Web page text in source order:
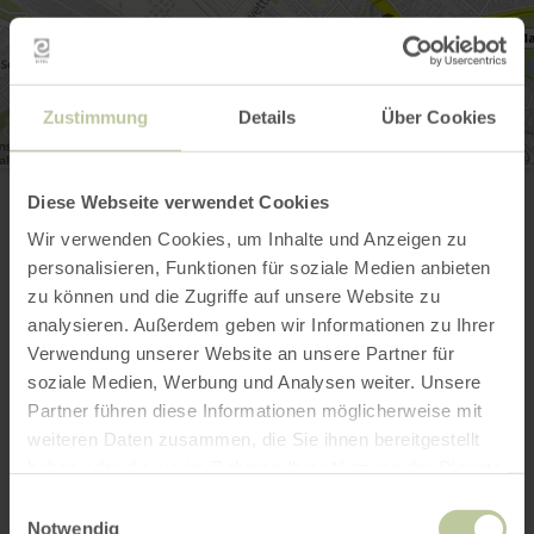
Zustimmung Details Über Cookies
Diese Webseite verwendet Cookies
Wir verwenden Cookies, um Inhalte und Anzeigen zu
personalisieren, Funktionen für soziale Medien anbieten
zu können und die Zugriffe auf unsere Website zu
analysieren. Außerdem geben wir Informationen zu Ihrer
Verwendung unserer Website an unsere Partner für
soziale Medien, Werbung und Analysen weiter. Unsere
Partner führen diese Informationen möglicherweise mit
weiteren Daten zusammen, die Sie ihnen bereitgestellt
Notwendig
Belvedereallee
Anreise planen
in Karte anzeigen
aachen tourist service e.v.
E-Mail
Webseite